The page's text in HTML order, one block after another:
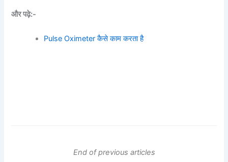
और पढ़े:-
Pulse Oximeter कैसे काम करता है
End of previous articles